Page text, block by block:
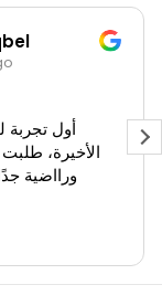
أول تجربة
الأخيرة،
ورااضية